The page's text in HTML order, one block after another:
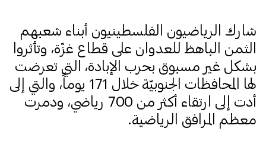
شارك الرياضيون الفلسطينيون أبناء شعبهم
الثمن الباهظ للعدوان على قطاع غزّة، وتأثروا
بشكل غير مسبوق بحرب الإبادة، التي تعرضت
لها المحافظات الجنوبيّة خلال 171 يوماً، والتي إلى
أدت إلى ارتقاء أكثر من 700 رياضي، ودمرت
معظم المرافق الرياضية.